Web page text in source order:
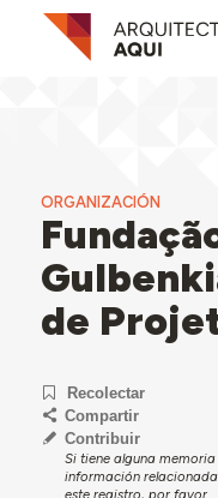
ORGANIZACIÓN
de
Recolectar
Compartir
Contribuir
Si tiene alguna memoria
información
este registro, por favor